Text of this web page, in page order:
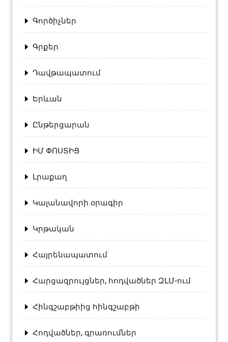
Գործիչներ
Գրքեր
Դավթապատում
Երևան
Ընթերցարան
ԻՄ ՓՈՍՏԻՑ
Լրաքաղ
Կալանավորի օրագիր
Կրթական
Հայրենապատում
Հարցազրույցներ, հոդվածներ ԶԼՄ-ում
Հինգշաբթիից հինգշաբթի
Հոդվածներ, գրառումներ